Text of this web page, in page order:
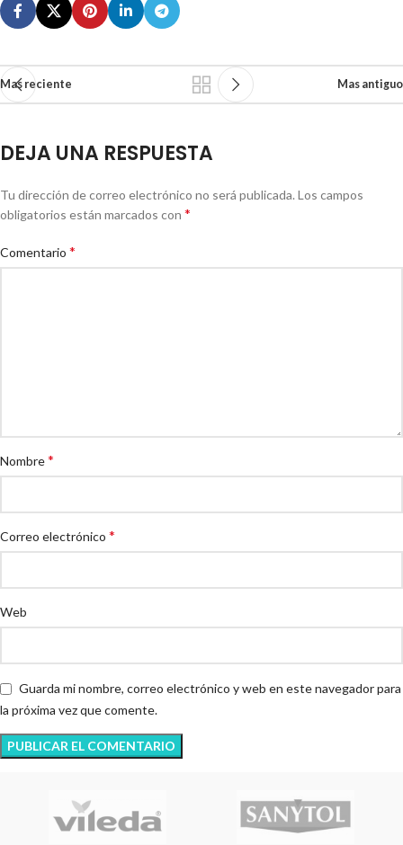
Mas reciente Mas antiguo
DEJA UNA RESPUESTA
Tu dirección de correo electrónico no será publicada. Los campos
obligatorios están marcados con *
Comentario *
Nombre*
Correo electrónico *
Web
Guarda mi nombre, correo electrónico y web en este navegador para
la próxima vez que comente.